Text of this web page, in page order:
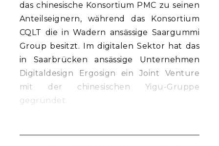
das chinesische Konsortium PMC zu seinen
Anteilseignern, während das Konsortium
CQLT die in Wadern ansässige Saargummi
Group besitzt. Im digitalen Sektor hat das
in Saarbrücken ansässige Unternehmen
Digitaldesign Ergosign ein Joint Venture
mit der chinesischen Yigu-Gruppe
gegründet.